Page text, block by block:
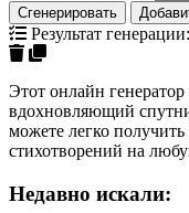
Сгенерировать
Результат генерации:
Этот онлайн
вдохновляющий
можете легко
стихотворений на
Недавно искали: